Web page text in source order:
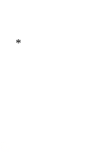
*